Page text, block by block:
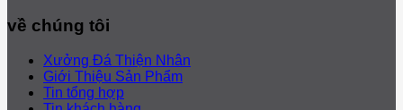
về chúng tôi
Xưởng Đá Thiện Nhân
Giới Thiệu Sản Phẩm
Tin tổng hợp